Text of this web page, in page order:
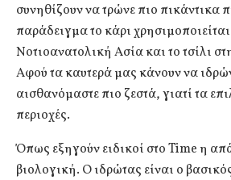
συνηθίζουν να τρώνε πιο πικάντικα
παράδειγμα το κάρι
Νοτιοανατολική Ασία και το τσίλι
Αφού τα καυτερά μας κάνουν να
αισθανόμαστε πιο ζεστά, γιατί τα
περιοχές.
Όπως εξηγούν ειδικοί στο Time η
βιολογική. Ο ιδρώτας είναι ο